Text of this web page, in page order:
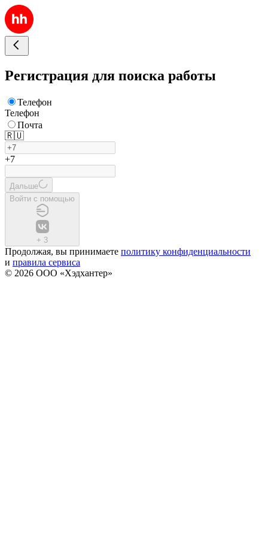
Регистрация для поиска работы
Телефон
Телефон
Почта
🇷🇺
+7
Дальше
Войти с помощью
+ 3
Продолжая, вы принимаете политику конфиденциальности
и правила сервиса
© 2026 ООО «Хэдхантер»